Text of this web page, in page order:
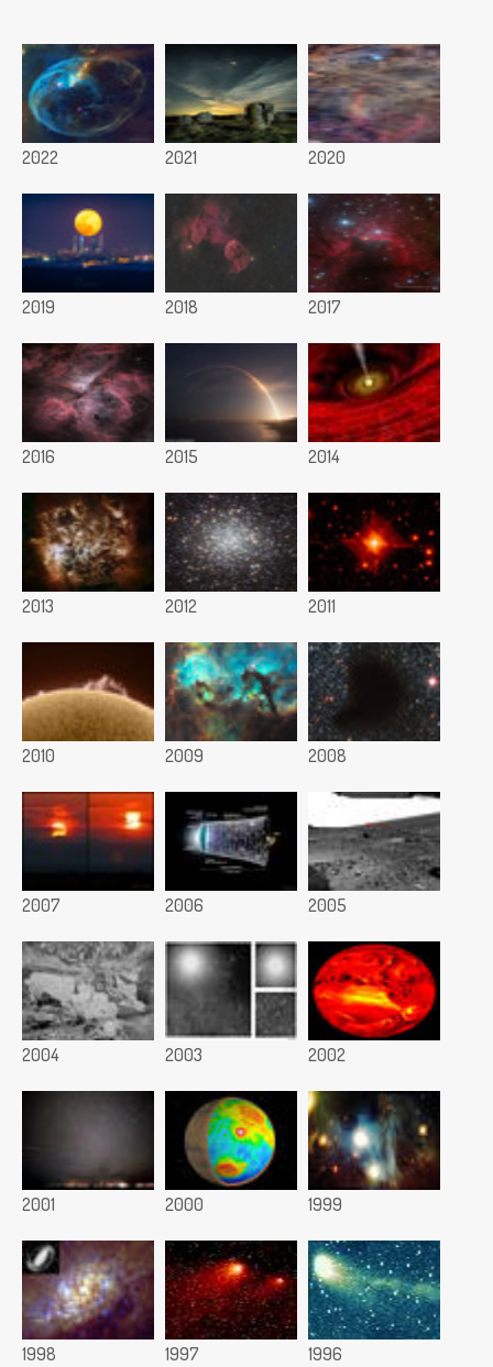
2022 2021 2020
2019 2018 2017
2016 2015 2014
2013 2012 2011
2010 2009 2008
2007 2006 2005
2004 2003 2002
2001 2000 1999
1998 1997 1996